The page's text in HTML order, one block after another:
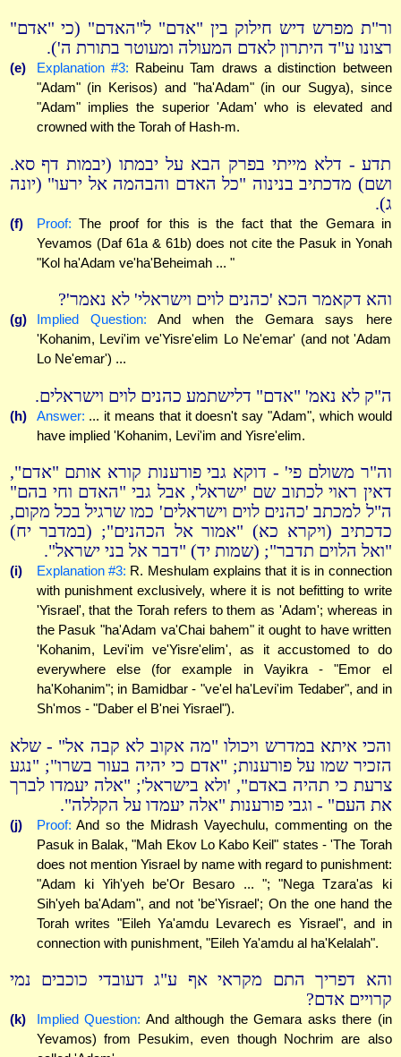
ור"ת מפרש דיש חילוק בין "אדם" ל"האדם" (כי "אדם"
רצונו ע"ד היתרון לאדם המעולה ומעוטר בתורת ה').
(e) Explanation #3: Rabeinu Tam draws a distinction between
"Adam" (in Kerisos) and "ha'Adam" (in our Sugya), since
"Adam" implies the superior 'Adam' who is elevated and
crowned with the Torah of Hash-m.
תדע - דלא מייתי בפרק הבא על יבמתו (יבמות דף סא.
ושם) מדכתיב בנינוה "כל האדם והבהמה אל ירעו" (יונה
ג).
(f) Proof: The proof for this is the fact that the Gemara in
Yevamos (Daf 61a & 61b) does not cite the Pasuk in Yonah
"Kol ha'Adam ve'ha'Beheimah ... "
והא דקאמר הכא 'כהנים לוים וישראלי' לא נאמר'?
(g) Implied Question: And when the Gemara says here
'Kohanim, Levi'im ve'Yisre'elim Lo Ne'emar' (and not 'Adam
Lo Ne'emar') ...
ה"ק לא נאמ' "אדם" דלישתמע כהנים לוים וישראלים.
(h) Answer: ... it means that it doesn't say "Adam", which would
have implied 'Kohanim, Levi'im and Yisre'elim.
וה"ר משולם פי' - דוקא גבי פורענות קורא אותם "אדם",
דאין ראוי לכתוב שם 'ישראל', אבל גבי "האדם וחי בהם"
ה"ל למכתב 'כהנים לוים וישראלים' כמו שרגיל בכל מקום,
כדכתיב (ויקרא כא) "אמור אל הכהנים"; (במדבר יח)
"ואל הלוים תדבר"; (שמות יד) "דבר אל בני ישראל".
(i) Explanation #3: R. Meshulam explains that it is in connection
with punishment exclusively, where it is not befitting to write
'Yisrael', that the Torah refers to them as 'Adam'; whereas in
the Pasuk "ha'Adam va'Chai bahem" it ought to have written
'Kohanim, Levi'im ve'Yisre'elim', as it accustomed to do
everywhere else (for example in Vayikra - "Emor el
ha'Kohanim"; in Bamidbar - "ve'el ha'Levi'im Tedaber", and in
Sh'mos - "Daber el B'nei Yisrael").
והכי איתא במדרש ויכולו "מה אקוב לא קבה אל" - שלא
הזכיר שמו על פורענות; "אדם כי יהיה בעור בשרו"; "נגע
צרעת כי תהיה באדם", 'ולא בישראל'; "אלה יעמדו לברך
את העם" - וגבי פורענות "אלה יעמדו על הקללה".
(j) Proof: And so the Midrash Vayechulu, commenting on the
Pasuk in Balak, "Mah Ekov Lo Kabo Keil" states - 'The Torah
does not mention Yisrael by name with regard to punishment:
"Adam ki Yih'yeh be'Or Besaro ... "; "Nega Tzara'as ki
Sih'yeh ba'Adam", and not 'be'Yisrael'; On the one hand the
Torah writes "Eileh Ya'amdu Levarech es Yisrael", and in
connection with punishment, "Eileh Ya'amdu al ha'Kelalah".
והא דפריך התם מקראי אף ע"ג דעובדי כוכבים נמי
קרויים אדם?
(k) Implied Question: And although the Gemara asks there (in
Yevamos) from Pesukim, even though Nochrim are also